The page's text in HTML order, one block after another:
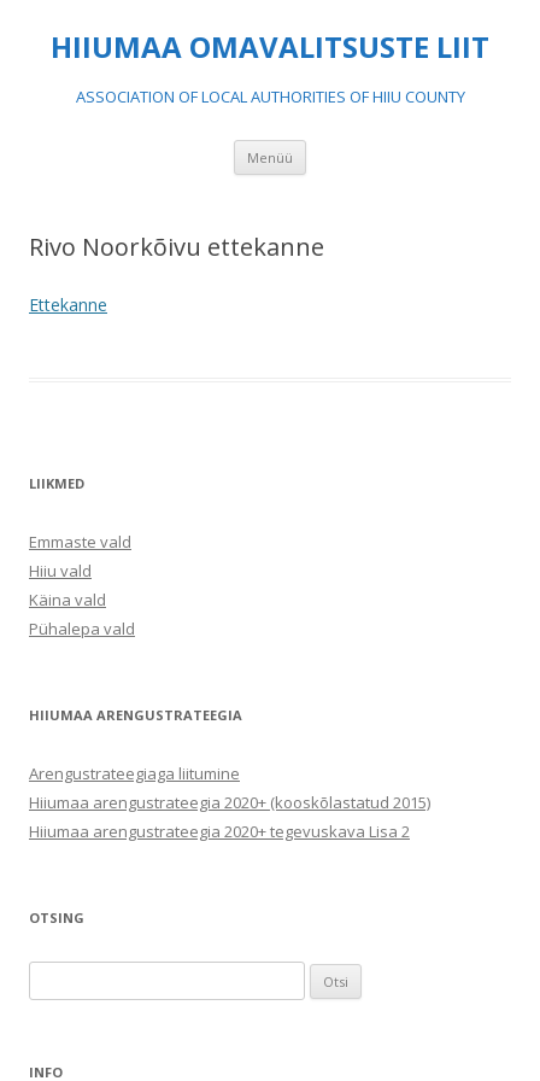
HIIUMAA OMAVALITSUSTE LIIT
ASSOCIATION OF LOCAL AUTHORITIES OF HIIU COUNTY
Menüü
Rivo Noorkõivu ettekanne
Ettekanne
LIIKMED
Emmaste vald
Hiiu vald
Käina vald
Pühalepa vald
HIIUMAA ARENGUSTRATEEGIA
Arengustrateegiaga liitumine
Hiiumaa arengustrateegia 2020+ (kooskõlastatud 2015)
Hiiumaa arengustrateegia 2020+ tegevuskava Lisa 2
OTSING
INFO